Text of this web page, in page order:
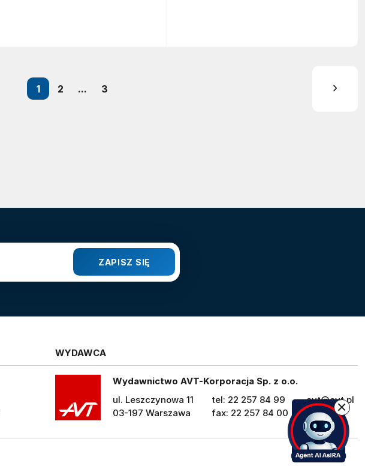
1 2 ... 3
WYDAWCA
Wydawnictwo AVT-Korporacja Sp. z o.o.
ul. Leszczynowa 11
03-197 Warszawa
tel: 22 257 84 99
fax: 22 257 84 00
avt@avt.pl
avt.pl